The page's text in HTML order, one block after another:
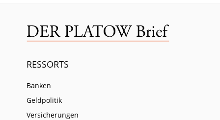
RESSORTS
Banken
Geldpolitik
Versicherungen